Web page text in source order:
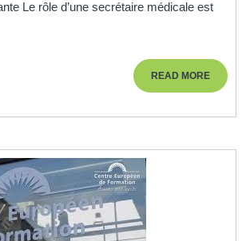
une
Carrière
Prometteuse
Le rôle d’une secrétaire médicale est
READ MOREREAD
MORE